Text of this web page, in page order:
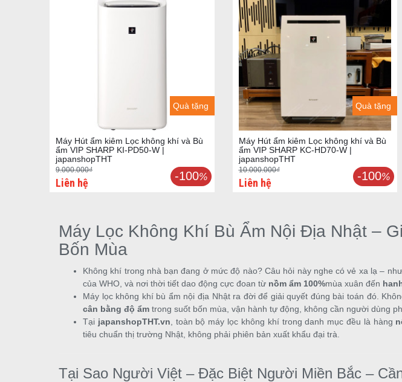
Quà tặng
Máy Hút ẩm kiêm Lọc không khí và Bù
ẩm VIP SHARP KI-PD50-W |
japanshopTHT
9.000.000₫
Liên hệ
-100%
Quà tặng
Máy Hút ẩm kiêm Lọc không khí và Bù
ẩm VIP SHARP KC-HD70-W |
japanshopTHT
10.000.000₫
Liên hệ
-100%
Máy Lọc Không Khí Bù Ẩm Nội Địa Nhật –
Bốn Mùa
Không khí trong nhà bạn đang ở mức độ nào? Câu hỏi này nghe có vẻ xa lạ –
của WHO, và nơi thời tiết dao động cực đoan từ nồm ẩm 100%mùa xuân đến
Máy lọc không khí bù ẩm nội địa Nhật ra đời để giải quyết đúng bài toán đó.
cân bằng độ ẩm trong suốt bốn mùa, vận hành tự động, không cần người dùng
Tại japanshopTHT.vn , toàn bộ máy lọc không khí trong danh mục đều là hàng
tiêu chuẩn thị trường Nhật, không phải phiên bản xuất khẩu đại trà.
Tại Sao Người Việt – Đặc Biệt Người Miền Bắc –